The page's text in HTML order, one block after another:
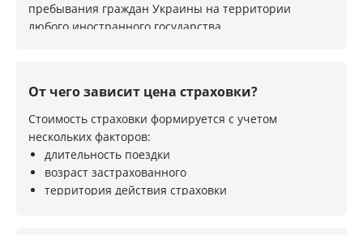
пребывания граждан Украины на территории
любого иностранного государства
От чего зависит цена страховки?
Стоимость страховки формируется с учетом
нескольких факторов:
длительность поездки
возраст застрахованного
территория действия страховки